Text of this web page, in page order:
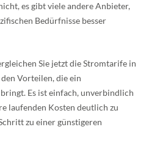
es gibt viele andere Anbieter,
Bedürfnisse besser
Sie jetzt die Stromtarife in
Vorteilen, die ein
Es ist einfach, unverbindlich
laufenden Kosten deutlich zu
zu einer günstigeren